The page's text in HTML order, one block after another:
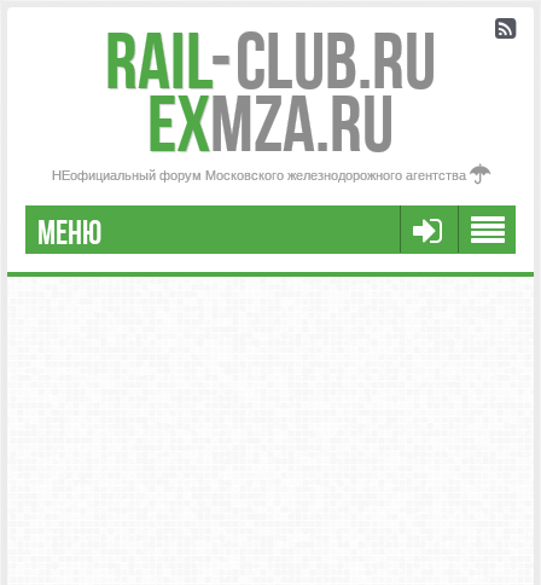
Rail-Club.RU
exMZA.RU
НЕофициальный форум Московского железнодорожного агентства
МЕНЮ
РЕГИСТРАЦИЯ